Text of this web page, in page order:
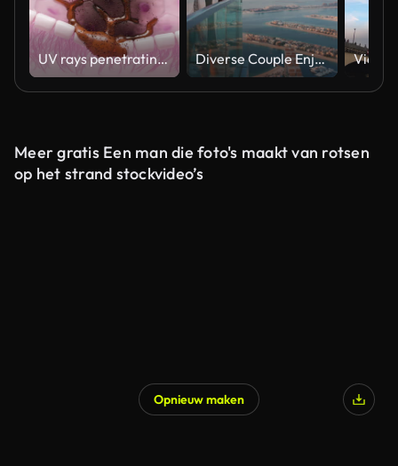
UV rays penetrating skin for melanin synthesis and melasma 3D animation Diverse Couple Enjoying Sunset Views from High Rise Sky Deck Overlooking Palm Jumeirah
Meer gratis Een man die foto's maakt van rotsen
op het strand stockvideo’s
Opnieuw maken